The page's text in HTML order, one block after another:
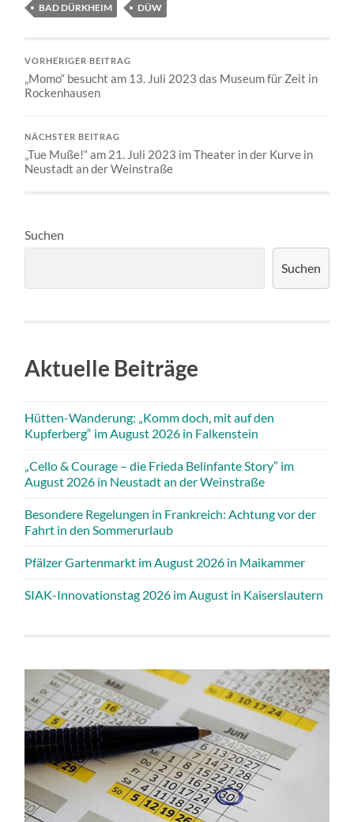
BAD DÜRKHEIM
DÜW
VORHERIGER BEITRAG
„Momo“ besucht am 13. Juli 2023 das Museum für Zeit in
Rockenhausen
NÄCHSTER BEITRAG
„Tue Muße!“ am 21. Juli 2023 im Theater in der Kurve in
Neustadt an der Weinstraße
Suchen
Suchen
Aktuelle Beiträge
Hütten-Wanderung: „Komm doch, mit auf den
Kupferberg“ im August 2026 in Falkenstein
„Cello & Courage – die Frieda Belinfante Story” im
August 2026 in Neustadt an der Weinstraße
Besondere Regelungen in Frankreich: Achtung vor der
Fahrt in den Sommerurlaub
Pfälzer Gartenmarkt im August 2026 in Maikammer
SIAK-Innovationstag 2026 im August in Kaiserslautern